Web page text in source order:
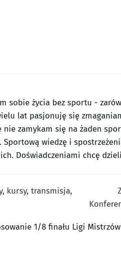
sobie życia bez sportu -
lat pasjonuję się
nie zamykam się na żaden
Sportową wiedzę i
Doświadczeniami chcę
kursy, transmisja,
1/8 finału Ligi